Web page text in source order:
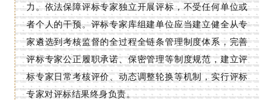
力。依法保障评标专家独立开展评标，不受任何单位或
者个人的干预。评标专家库组建单位应当建立健全从专
家遴选到考核监督的全过程全链条管理制度体系，完善
评标专家公正履职承诺、保密管理等制度规范，建立评
标专家日常考核评价、动态调整轮换等机制，实行评标
专家对评标结果终身负责。